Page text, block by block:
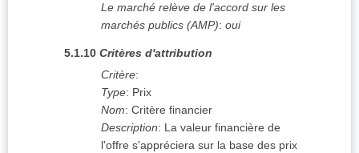
Le marché relève de l'accord sur les
marchés publics (AMP): oui
5.1.10 Critères d'attribution
Critère:
Type: Prix
Nom: Critère financier
Description: La valeur financière de
l'offre s'appréciera sur la base des prix